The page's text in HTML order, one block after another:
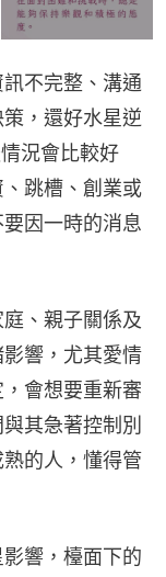
不完整、溝通
，還好水星逆
況會比較好
跳槽、創業或
因一時的消息
、親子關係及
響，尤其愛情
會想要重新審
其急著控制別
的人，懂得管
響，檯面下的